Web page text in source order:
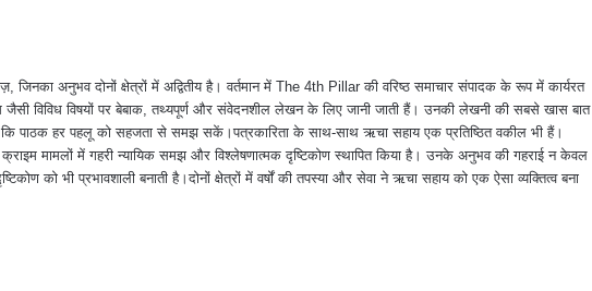
अनुभव दोनों क्षेत्रों में अद्वितीय है। वर्तमान में The 4th Pillar की वरिष्ठ समाचार संपादक के रूप में कार्यरत
विविध विषयों पर बेबाक, तथ्यपूर्ण और संवेदनशील लेखन के लिए जानी जाती हैं। उनकी लेखनी की सबसे खास बात
पाठक हर पहलू को सहजता से समझ सकें।पत्रकारिता के साथ-साथ ऋचा सहाय एक प्रतिष्ठित वकील भी हैं।
मामलों में गहरी न्यायिक समझ और विश्लेषणात्मक दृष्टिकोण स्थापित किया है। उनके अनुभव की गहराई न केवल
को भी प्रभावशाली बनाती है।दोनों क्षेत्रों में वर्षों की तपस्या और सेवा ने ऋचा सहाय को एक ऐसा व्यक्तित्व बना